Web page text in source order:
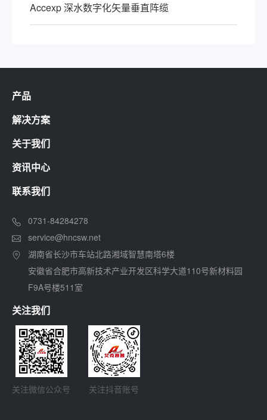
Accexp 深水数字化矢量垂直阵缆
产品
解决方案
关于我们
资讯中心
联系我们
0731-84284278
service@hncsw.net
湖南省长沙市车站北路湘域智慧南塔6楼
安徽省合肥市高新技术产业开发区科学大道110号新材料园
F9A号楼511室
关注我们
关注微信公众号 关注抖音账号